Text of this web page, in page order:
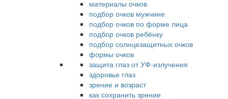
материалы очков
подбор очков мужчине
подбор очков по форме лица
подбор очков ребёнку
подбор солнцезащитных очков
формы очков
защита глаз от УФ-излучения
здоровье глаз
зрение и возраст
как сохранить зрение